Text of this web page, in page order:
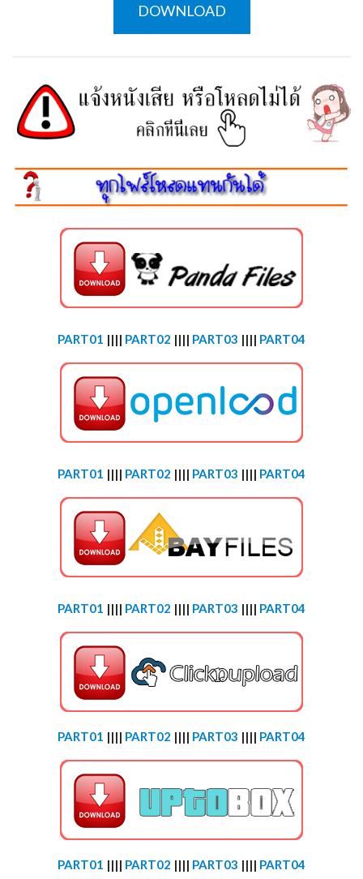
DOWNLOAD
PART01 |||| PART02 |||| PART03 |||| PART04
PART01 |||| PART02 |||| PART03 |||| PART04
PART01 |||| PART02 |||| PART03 |||| PART04
PART01 |||| PART02 |||| PART03 |||| PART04
PART01 |||| PART02 |||| PART03 |||| PART04